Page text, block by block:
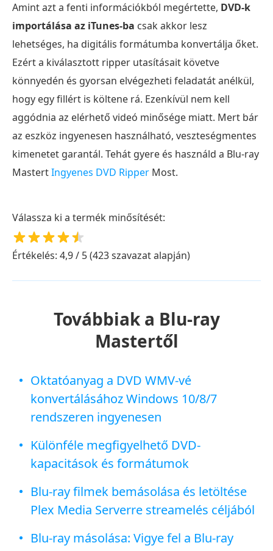
Amint azt a fenti információkból megértette, DVD-k
importálása az iTunes-ba csak akkor lesz
lehetséges, ha digitális formátumba konvertálja őket.
Ezért a kiválasztott ripper utasításait követve
könnyedén és gyorsan elvégezheti feladatát anélkül,
hogy egy fillért is költene rá. Ezenkívül nem kell
aggódnia az elérhető videó minősége miatt. Mert bár
az eszköz ingyenesen használható, veszteségmentes
kimenetet garantál. Tehát gyere és használd a Blu-ray
MastertIngyenes DVD Ripper Most.
Válassza ki a termék minősítését:
Értékelés: 4,9 / 5 (423 szavazat alapján)
Továbbiak a Blu-ray
Mastertől
Oktatóanyag a DVD WMV-vé
konvertálásához Windows 10/8/7
rendszeren ingyenesen
Különféle megfigyelhető DVD-
kapacitások és formátumok
Blu-ray filmek bemásolása és letöltése
Plex Media Serverre streamelés céljából
Blu-ray másolása: Vigye fel a Blu-ray